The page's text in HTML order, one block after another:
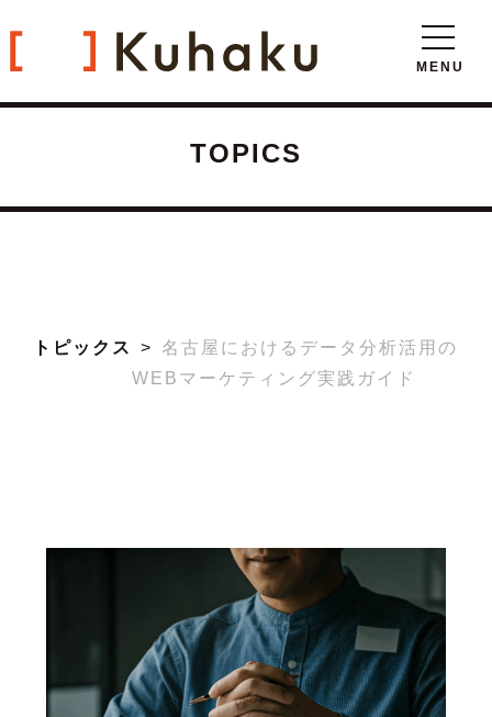
TOPICS
トピックス
名古屋におけるデータ分析活用の
WEBマーケティング実践ガイド